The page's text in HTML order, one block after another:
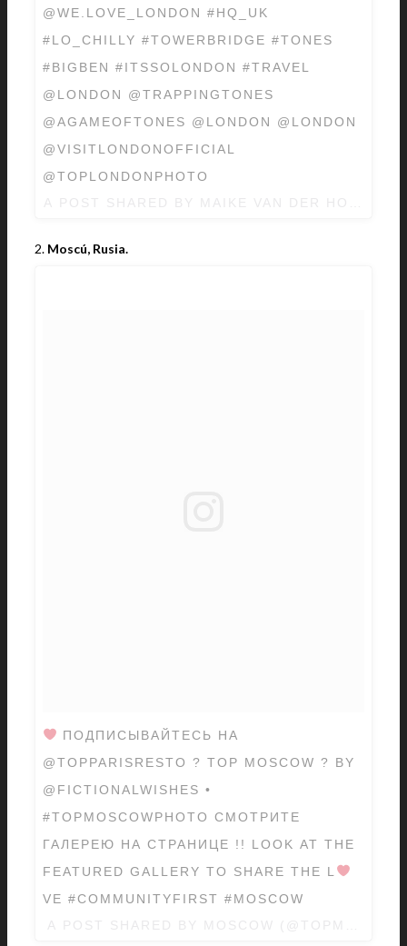
@WE.LOVE_LONDON #HQ_UK
#LO_CHILLY #TOWERBRIDGE #TONES
#BIGBEN #ITSSOLONDON #TRAVEL
@LONDON @TRAPPINGTONES
@AGAMEOFTONES @LONDON @LONDON
@VISITLONDONOFFICIAL
@TOPLONDONPHOTO
2. Moscú, Rusia.
ПОДПИСЫВАЙТЕСЬ НА
@TOPPARISRESTO ? TOP MOSCOW ? BY
@FICTIONALWISHES •
#TOPMOSCOWPHOTO СМОТРИТЕ
ГАЛЕРЕЮ НА СТРАНИЦЕ !! LOOK AT THE
FEATURED GALLERY TO SHARE THE L
VE #COMMUNITYFIRST #MOSCOW